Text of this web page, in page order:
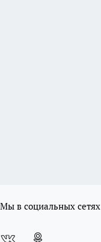
Мы в социальных сетях